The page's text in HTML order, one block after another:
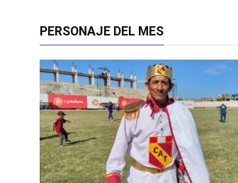
PERSONAJE DEL MES